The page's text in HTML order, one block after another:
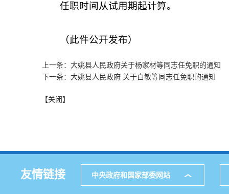
任职时间从试用期起计算。
（此件公开发布）
上一条：大姚县人民政府关于杨家材等同志任免职的通知
下一条：大姚县人民政府 关于白敏等同志任免职的通知
【关闭】
友情链接 中央政府和国家部委网站